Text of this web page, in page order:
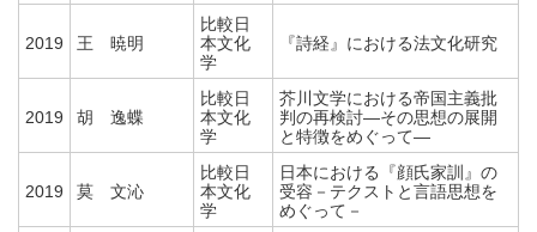
2019 王 暁明
比較日
本文化
学
『詩経』における法文化研究
2019 胡 逸蝶
比較日
本文化
学
芥川文学における帝国主義批
判の再検討―その思想の展開
と特徴をめぐって―
2019 莫 文沁
比較日
本文化
学
日本における『顔氏家訓』の
受容－テクストと言語思想を
めぐって－